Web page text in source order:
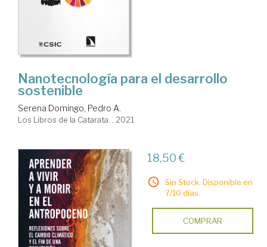
Nanotecnología para el desarrollo
sostenible
Serena Domingo, Pedro A.
Los Libros de la Catarata. , 2021
18,50 €
Sin Stock. Disponible en
7/10 días.
COMPRAR